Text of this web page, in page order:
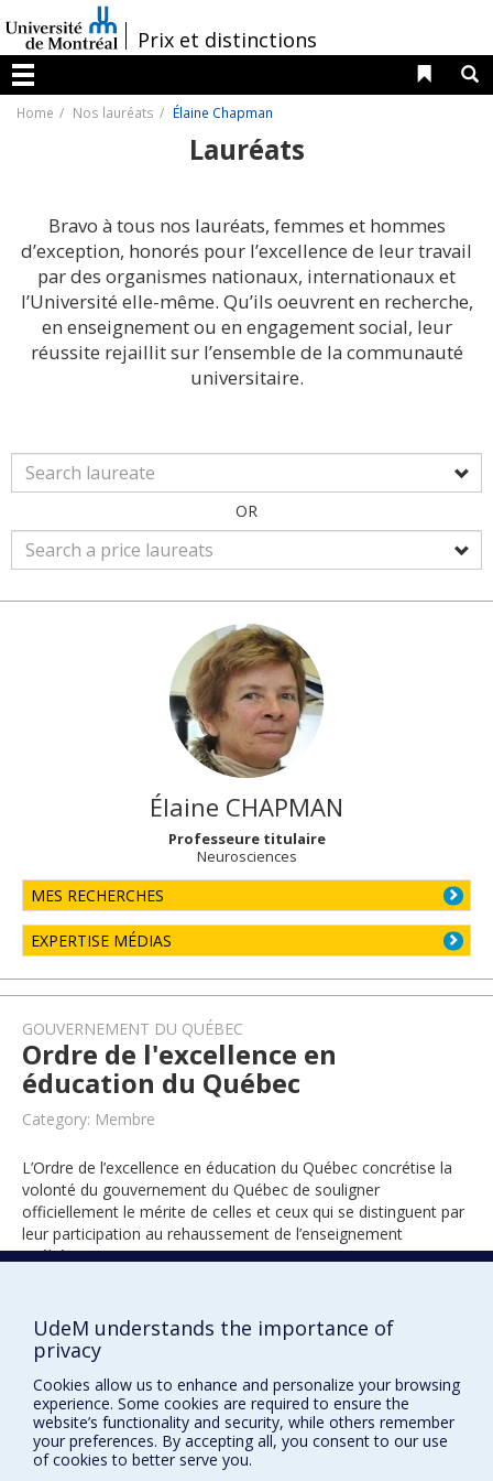
au
contenu
/Prix et distinctions
Menu
Liens
Home Nos lauréats Élaine Chapman
Lauréats
Bravo à tous nos lauréats, femmes et hommes
d’exception, honorés pour l’excellence de leur travail
par des organismes nationaux, internationaux et
l’Université elle-même. Qu’ils oeuvrent en recherche,
en enseignement ou en engagement social, leur
réussite rejaillit sur l’ensemble de la communauté
universitaire.
OR
Élaine CHAPMAN
Professeure titulaire
Neurosciences
MES RECHERCHES
EXPERTISE MÉDIAS
GOUVERNEMENT DU QUÉBEC
Ordre de l'excellence en
éducation du Québec
Category: Membre
L’Ordre de l’excellence en éducation du Québec concrétise la
volonté du gouvernement du Québec de souligner
officiellement le mérite de celles et ceux qui se distinguent par
leur participation au rehaussement de l’enseignement
québécois.
UdeM understands the importance of
privacy
Cookies allow us to enhance and personalize your browsing
experience. Some cookies are required to ensure the
website’s functionality and security, while others remember
your preferences. By accepting all, you consent to our use
of cookies to better serve you.